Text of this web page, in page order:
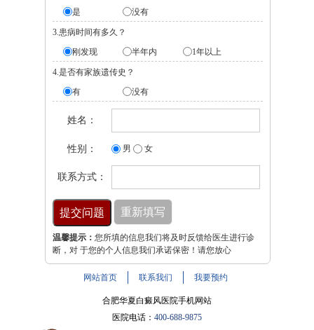
是
没有
3.患病时间有多久？
刚发现
半年内 1年以上
4.是否有家族遗传史？
有
没有
姓名：
性别： 男 女
联系方式：
温馨提示： 您所填的信息我们将及时反馈给医生进行诊
断，对 于您的个人信息我们承诺保密！请您放心
网站首页 联系我们 我要预约
合肥华夏白癜风医院手机网站
医院电话： 400-688-9875